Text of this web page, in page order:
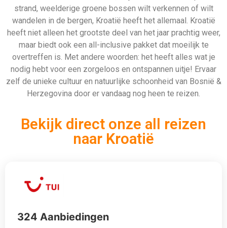
324 Aanbiedingen
Bekijken
912 Aanbiedingen